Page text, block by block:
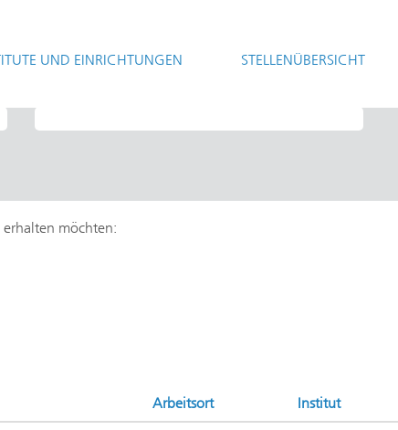
UND EINRICHTUNGEN STELLENÜBERSICHT
erhalten möchten:
Arbeitsort Institut